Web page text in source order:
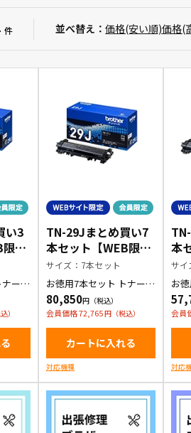
件 並べ替え：価格(安い順)価格(
い3
定
ーカ
TN-29Jまとめ買い7
本セット【WEB限定
商品】
サイズ：7本セット
お徳用7本セット トナーカ
ートリッジ
80,850
会員価格 72,765
カートに入れる
対応機種
本
商
サイ
お
ート
会員
対応